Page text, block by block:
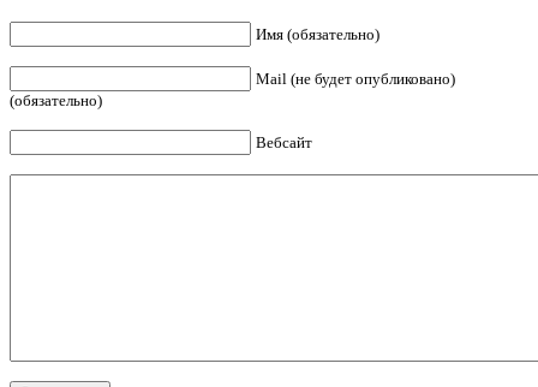
Имя (обязательно)
Mail (не будет опубликовано)
(обязательно)
Вебсайт